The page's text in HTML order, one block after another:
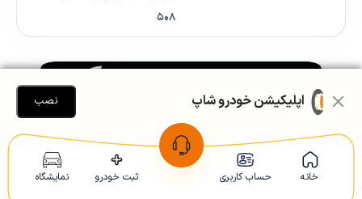
خانه حساب کاربری ثبت خودرو نمایشگاه
۵۰۸
اپلیکیشن خودرو شاپ نصب